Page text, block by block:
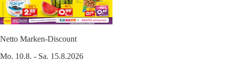
Netto Marken-Discount
Mo. 10.8. - Sa. 15.8.2026